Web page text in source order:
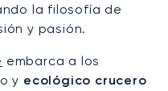
la filosofía de
y pasión.
embarca a los
y ecológico crucero